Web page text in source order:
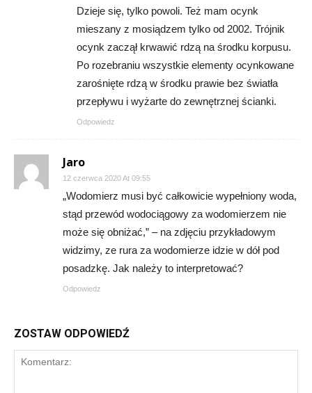
Dzieje się, tylko powoli. Też mam ocynk
mieszany z mosiądzem tylko od 2002. Trójnik
ocynk zaczął krwawić rdzą na środku korpusu.
Po rozebraniu wszystkie elementy ocynkowane
zarośnięte rdzą w środku prawie bez światła
przepływu i wyżarte do zewnętrznej ścianki.
Odpowiedz
Jaro
12 czerwca 2020 At 09:55
„Wodomierz musi być całkowicie wypełniony woda,
stąd przewód wodociągowy za wodomierzem nie
może się obniżać,” – na zdjęciu przykładowym
widzimy, ze rura za wodomierze idzie w dół pod
posadzkę. Jak należy to interpretować?
Odpowiedz
ZOSTAW ODPOWIEDŹ